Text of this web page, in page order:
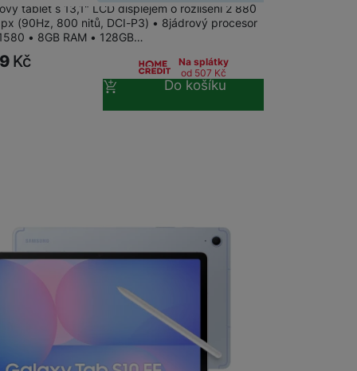
tablet s 13,1" LCD displejem o rozlišení 2 880
(90Hz, 800 nitů, DCI-P3) • 8jádrový procesor
• 8GB RAM • 128GB…
Kč
Na splátky
od 507 Kč
Do košíku